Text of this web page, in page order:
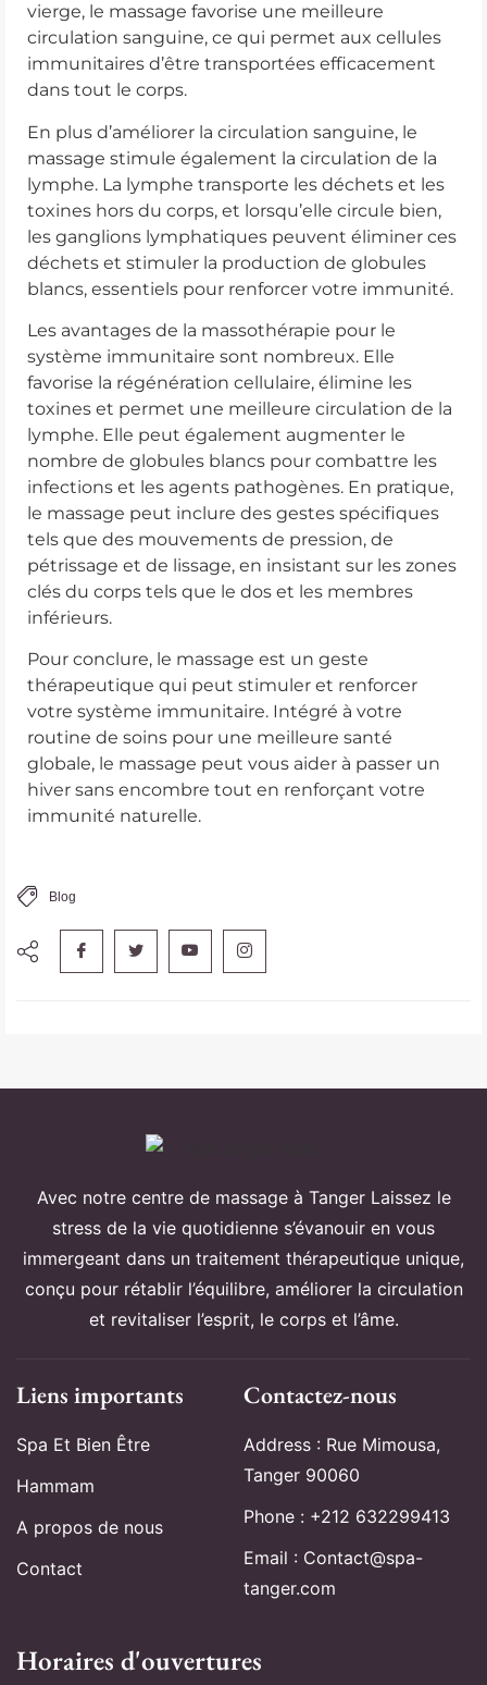
vierge, le massage favorise une meilleure
circulation sanguine, ce qui permet aux cellules
immunitaires d’être transportées efficacement
dans tout le corps.
En plus d’améliorer la circulation sanguine, le
massage stimule également la circulation de la
lymphe. La lymphe transporte les déchets et les
toxines hors du corps, et lorsqu’elle circule bien,
les ganglions lymphatiques peuvent éliminer ces
déchets et stimuler la production de globules
blancs, essentiels pour renforcer votre immunité.
Les avantages de la massothérapie pour le
système immunitaire sont nombreux. Elle
favorise la régénération cellulaire, élimine les
toxines et permet une meilleure circulation de la
lymphe. Elle peut également augmenter le
nombre de globules blancs pour combattre les
infections et les agents pathogènes. En pratique,
le massage peut inclure des gestes spécifiques
tels que des mouvements de pression, de
pétrissage et de lissage, en insistant sur les zones
clés du corps tels que le dos et les membres
inférieurs.
Pour conclure, le massage est un geste
thérapeutique qui peut stimuler et renforcer
votre système immunitaire. Intégré à votre
routine de soins pour une meilleure santé
globale, le massage peut vous aider à passer un
hiver sans encombre tout en renforçant votre
immunité naturelle.
Blog
Avec notre centre de massage à Tanger Laissez le
stress de la vie quotidienne s’évanouir en vous
immergeant dans un traitement thérapeutique unique,
conçu pour rétablir l’équilibre, améliorer la circulation
et revitaliser l’esprit, le corps et l’âme.
Liens importants
Spa Et Bien Être
Hammam
A propos de nous
Contact
Contactez-nous
Address : Rue Mimousa,
Tanger 90060
Phone : +212 632299413
Email : Contact@spa-
tanger.com
Horaires d'ouvertures